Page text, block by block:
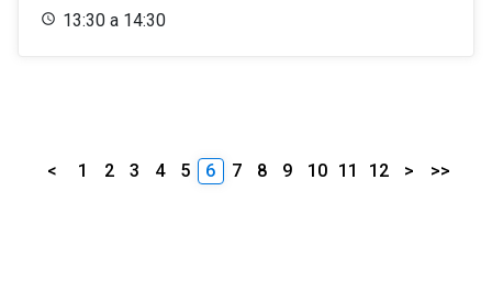
13:30 a 14:30
< 1 2 3 4 5 6 7 8 9 10 11 12 > >>